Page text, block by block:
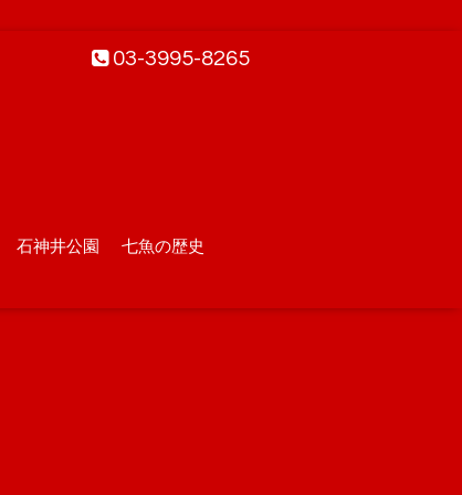
03-3995-8265
石神井公園
七魚の歴史